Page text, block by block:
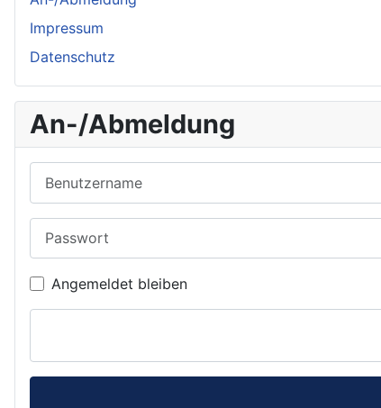
Impressum
Datenschutz
An-/Abmeldung
Angemeldet bleiben